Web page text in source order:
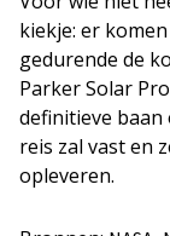
kiekje: er
gedurende de
Parker Solar
definitieve baan
reis zal vast en
opleveren.